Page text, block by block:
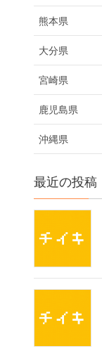
熊本県
大分県
宮崎県
鹿児島県
沖縄県
最近の投稿